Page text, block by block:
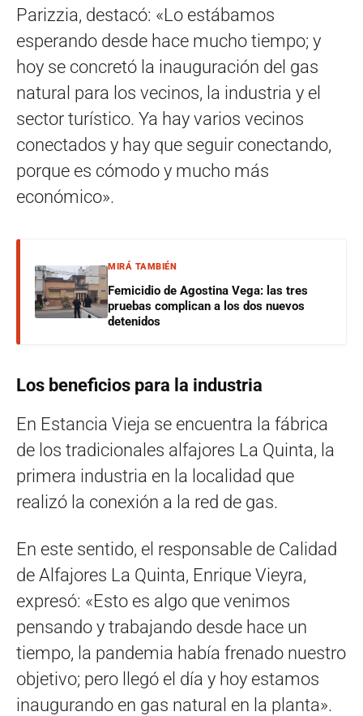
Parizzia, destacó: «Lo estábamos
esperando desde hace mucho tiempo; y
hoy se concretó la inauguración del gas
natural para los vecinos, la industria y el
sector turístico. Ya hay varios vecinos
conectados y hay que seguir conectando,
porque es cómodo y mucho más
económico».
MIRÁ TAMBIÉN
Femicidio de Agostina Vega: las tres
pruebas complican a los dos nuevos
detenidos
Los beneficios para la industria
En Estancia Vieja se encuentra la fábrica
de los tradicionales alfajores La Quinta, la
primera industria en la localidad que
realizó la conexión a la red de gas.
En este sentido, el responsable de Calidad
de Alfajores La Quinta, Enrique Vieyra,
expresó: «Esto es algo que venimos
pensando y trabajando desde hace un
tiempo, la pandemia había frenado nuestro
objetivo; pero llegó el día y hoy estamos
inaugurando en gas natural en la planta».